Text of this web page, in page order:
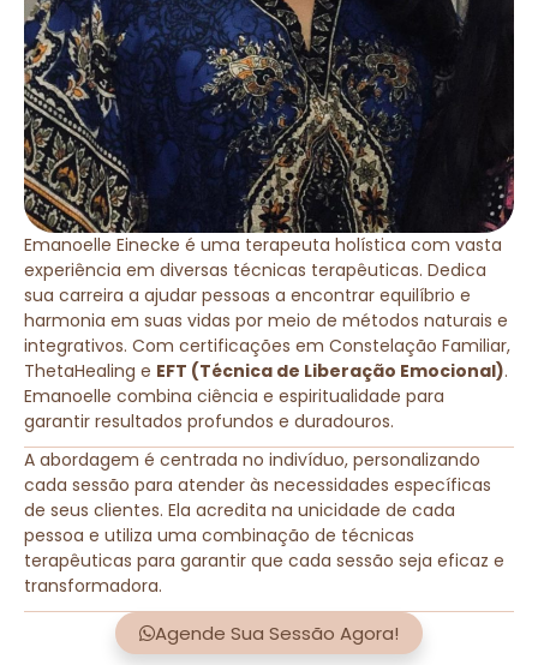
Emanoelle Einecke é uma terapeuta holística com vasta
experiência em diversas técnicas terapêuticas. Dedica
sua carreira a ajudar pessoas a encontrar equilíbrio e
harmonia em suas vidas por meio de métodos naturais e
integrativos. Com certificações em Constelação Familiar,
ThetaHealing e EFT (Técnica de Liberação Emocional).
Emanoelle combina ciência e espiritualidade para
garantir resultados profundos e duradouros.
A abordagem é centrada no indivíduo, personalizando
cada sessão para atender às necessidades específicas
de seus clientes. Ela acredita na unicidade de cada
pessoa e utiliza uma combinação de técnicas
terapêuticas para garantir que cada sessão seja eficaz e
transformadora.
Agende Sua Sessão Agora!